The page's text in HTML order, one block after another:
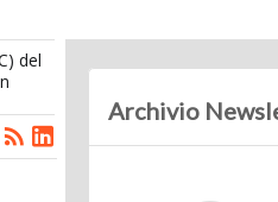
del
Archivio